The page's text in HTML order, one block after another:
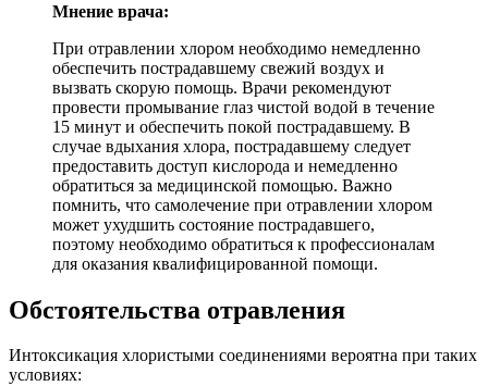
Мнение врача:
При отравлении хлором необходимо немедленно
обеспечить пострадавшему свежий воздух и
вызвать скорую помощь. Врачи рекомендуют
провести промывание глаз чистой водой в течение
15 минут и обеспечить покой пострадавшему. В
случае вдыхания хлора, пострадавшему следует
предоставить доступ кислорода и немедленно
обратиться за медицинской помощью. Важно
помнить, что самолечение при отравлении хлором
может ухудшить состояние пострадавшего,
поэтому необходимо обратиться к профессионалам
для оказания квалифицированной помощи.
Обстоятельства отравления
Интоксикация хлористыми соединениями вероятна при таких
условиях: